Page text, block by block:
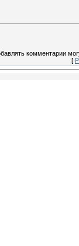
комментарии
[